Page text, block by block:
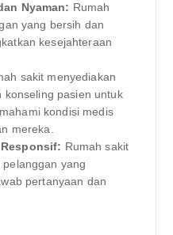
Nyaman: Rumah
yang bersih dan
kesejahteraan
sakit menyediakan
konseling pasien untuk
kondisi medis
mereka.
Rumah sakit
yang
pertanyaan dan